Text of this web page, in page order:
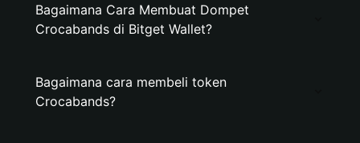
Bagaimana Cara Membuat Dompet
Crocabands di Bitget Wallet?
Bagaimana cara membeli token
Crocabands?